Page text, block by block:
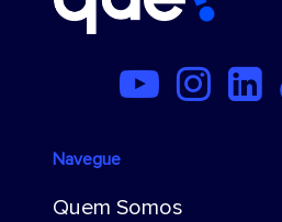
Navegue
Quem Somos